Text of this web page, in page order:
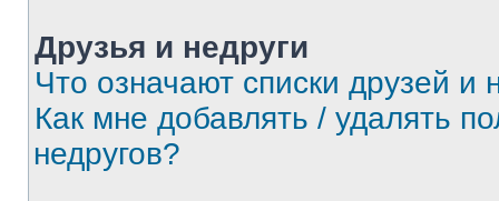
Друзья и недруги
Что означают списки друзей и
Как мне добавлять / удалять
недругов?